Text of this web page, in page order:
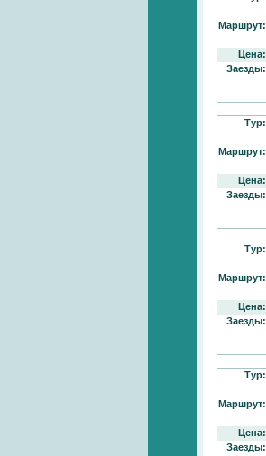
Маршрут:
Цена:
Заезды:
Тур:
Маршрут:
Цена:
Заезды:
Тур:
Маршрут:
Цена:
Заезды:
Тур:
Маршрут:
Цена:
Заезды: